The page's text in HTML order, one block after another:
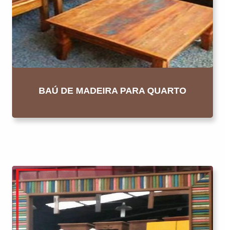
BAÚ DE MADEIRA PARA QUARTO